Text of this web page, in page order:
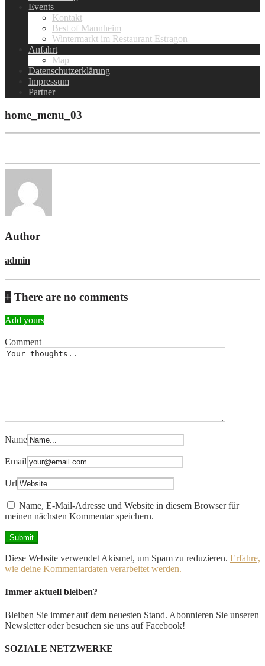
Events
Kontakt
Best of Mannheim
Wintermarkt im Restaurant Estragon
Anfahrt
Map
Datenschutzerklärung
Impressum
Partner
home_menu_03
Author
admin
+ There are no comments
Add yours
Comment
Name
Email
Url
Name, E-Mail-Adresse und Website in diesem Browser für
meinen nächsten Kommentar speichern.
Diese Website verwendet Akismet, um Spam zu reduzieren. Erfahre,
wie deine Kommentardaten verarbeitet werden.
Immer aktuell bleiben?
Bleiben Sie immer auf dem neuesten Stand. Abonnieren Sie unseren
Newsletter oder besuchen sie uns auf Facebook!
SOZIALE NETZWERKE